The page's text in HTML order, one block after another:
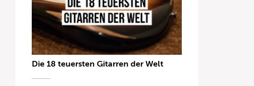
Die 18 teuersten Gitarren der Welt